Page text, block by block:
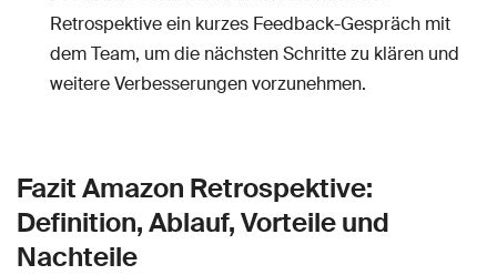
Retrospektive ein kurzes Feedback-Gespräch mit
dem Team, um die nächsten Schritte zu klären und
weitere Verbesserungen vorzunehmen.
Fazit Amazon Retrospektive:
Definition, Ablauf, Vorteile und
Nachteile